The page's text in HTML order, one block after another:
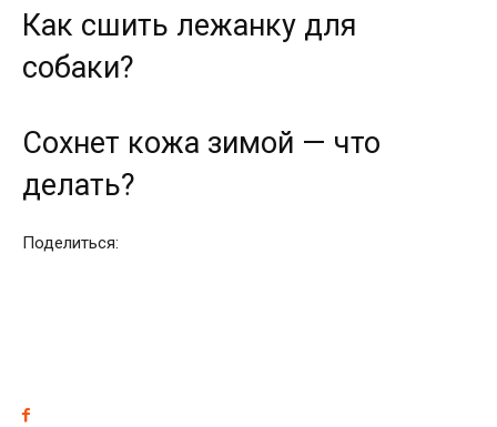
Как сшить лежанку для
собаки?
Сохнет кожа зимой — что
делать?
Поделиться: